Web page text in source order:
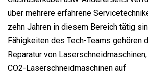
über mehrere erfahrene
zehn Jahren in diesem Bereich tätig
Fähigkeiten des Tech-Teams gehören
Reparatur von
CO2-Laserschneidmaschinen auf